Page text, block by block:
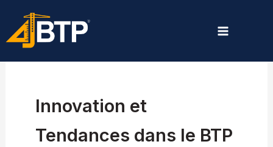
contenu
Innovation et
Tendances dans le BTP